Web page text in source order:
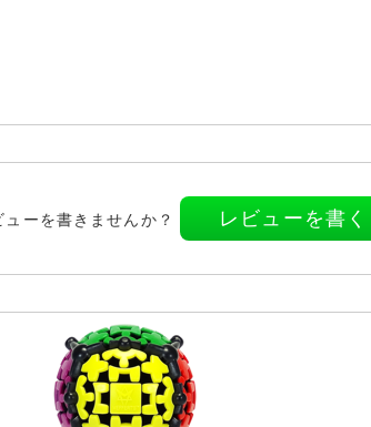
ーを書きませんか？ レビューを書く